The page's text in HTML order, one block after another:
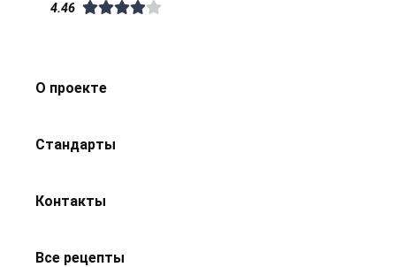
4.46
О проекте
Стандарты
Контакты
Все рецепты